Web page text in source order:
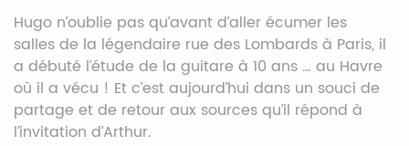
Hugo n’oublie pas qu’avant d’aller écumer les
salles de la légendaire rue des Lombards à Paris, il
a débuté l’étude de la guitare à 10 ans … au Havre
où il a vécu ! Et c’est aujourd’hui dans un souci de
partage et de retour aux sources qu’il répond à
l’invitation d’Arthur.